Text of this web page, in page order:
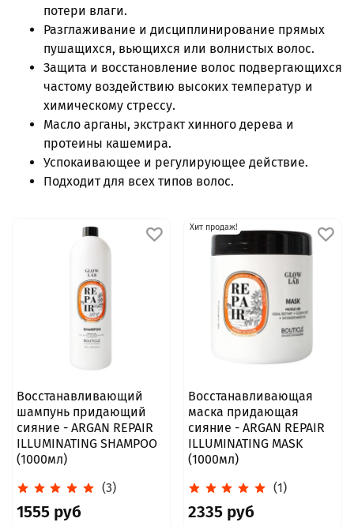
потери влаги.
Разглаживание и дисциплинирование прямых
пушащихся, вьющихся или волнистых волос.
Защита и восстановление волос подвергающихся
частому воздействию высоких температур и
химическому стрессу.
Масло арганы, экстракт хинного дерева и
протеины кашемира.
Успокаивающее и регулирующее действие.
Подходит для всех типов волос.
Восстанавливающий
шампунь придающий
сияние - ARGAN REPAIR
ILLUMINATING SHAMPOO
(1000мл)
(3)
1555 руб
Хит продаж!
Восстанавливающая
маска придающая
сияние - ARGAN REPAIR
ILLUMINATING MASK
(1000мл)
(1)
2335 руб